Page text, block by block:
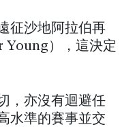
征沙地阿拉伯再
Young），這決定
，亦沒有迴避任
水準的賽事並交